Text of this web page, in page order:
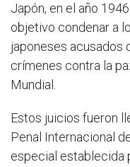
Japón, en el año
objetivo condenar a
japoneses acusados
crímenes contra la
Mundial.
Estos juicios fueron
Penal Internacional
especial establecida